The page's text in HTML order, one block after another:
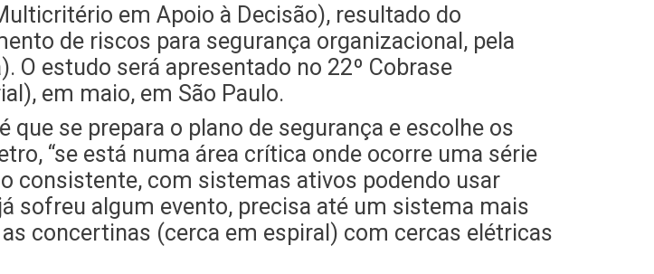
em Apoio à Decisão), resultado do
de riscos para segurança organizacional, pela
O estudo será apresentado no 22º Cobrase
em maio, em São Paulo.
se prepara o plano de segurança e escolhe os
“se está numa área crítica onde ocorre uma série
consistente, com sistemas ativos podendo usar
sofreu algum evento, precisa até um sistema mais
concertinas (cerca em espiral) com cercas elétricas